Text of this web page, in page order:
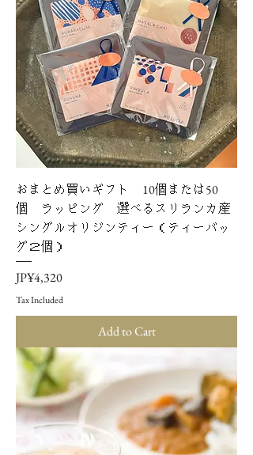
おまとめ買いギフト 10個または50
個 ラッピング 選べるスリランカ産
シングルオリジンティー（ティーバッ
グ２個）
Price
JP¥4,320
Tax Included
Add to Cart